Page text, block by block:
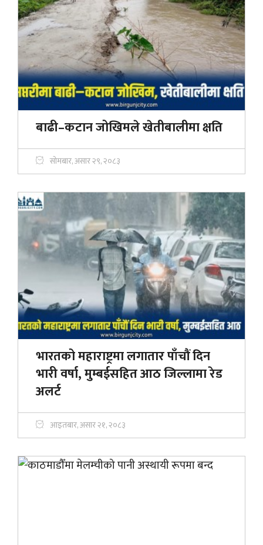
बाढी–कटान जोखिमले खेतीबालीमा क्षति
सोमबार, असार २९, २०८३
भारतको महाराष्ट्रमा लगातार पाँचौं दिन
भारी वर्षा, मुम्बईसहित आठ जिल्लामा रेड
अलर्ट
आइतबार, असार २१, २०८३